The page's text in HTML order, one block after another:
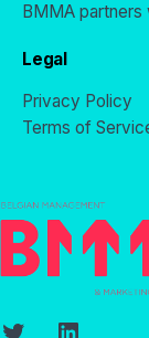
BMMA partners
Legal
Privacy Policy
Terms of
Twitter